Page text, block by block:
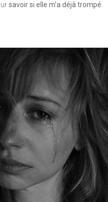
savoir si elle m’a déjà trompé